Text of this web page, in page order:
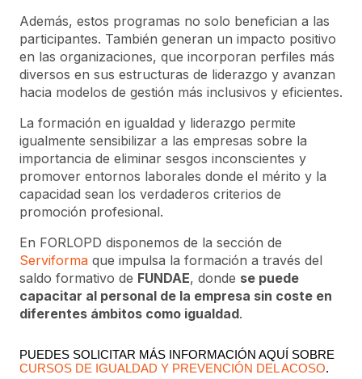
Además, estos programas no solo benefician a las
participantes. También generan un impacto positivo
en las organizaciones, que incorporan perfiles más
diversos en sus estructuras de liderazgo y avanzan
hacia modelos de gestión más inclusivos y eficientes.
La formación en igualdad y liderazgo permite
igualmente sensibilizar a las empresas sobre la
importancia de eliminar sesgos inconscientes y
promover entornos laborales donde el mérito y la
capacidad sean los verdaderos criterios de
promoción profesional.
En FORLOPD disponemos de la sección de
Serviforma que impulsa la formación a través del
saldo formativo de FUNDAE, donde se puede
capacitar al personal de la empresa sin coste en
diferentes ámbitos como igualdad.
PUEDES SOLICITAR MÁS INFORMACIÓN AQUÍ SOBRE
CURSOS DE IGUALDAD Y PREVENCIÓN DEL ACOSO.